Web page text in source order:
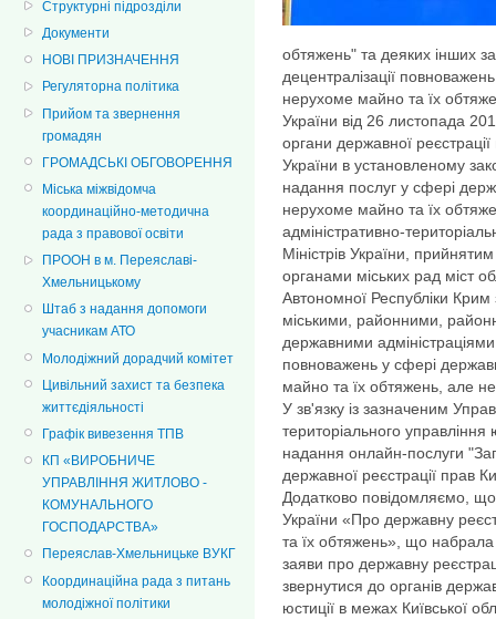
Структурні підрозділи
Документи
НОВІ ПРИЗНАЧЕННЯ
Регуляторна політика
Прийом та звернення
громадян
ГРОМАДСЬКІ ОБГОВОРЕННЯ
Міська міжвідомча
координаційно-методична
рада з правової освіти
ПРООН в м. Переяславі-
Хмельницькому
Штаб з надання допомоги
учасникам АТО
Молодіжний дорадчий комітет
Цивільний захист та безпека
життєдіяльності
Графік вивезення ТПВ
КП «ВИРОБНИЧЕ
УПРАВЛІННЯ ЖИТЛОВО -
КОМУНАЛЬНОГО
ГОСПОДАРСТВА»
Переяслав-Хмельницьке ВУКГ
Координаційна рада з питань
молодіжної політики
обтяжень" та деяких інших
децентралізації
нерухоме майно та їх
України від 26 листопада
органи державної
України в установленому
надання послуг у сфері
нерухоме майно та їх
адміністративно-
Міністрів України,
органами міських рад міст
Автономної Республіки
міськими, районними,
державними
повноважень у сфері
майно та їх обтяжень, але не
У зв'язку із зазначеним
територіального управління
надання онлайн-послуги
державної реєстрації прав
Додатково повідомляємо, що
України «Про державну
та їх обтяжень», що набрала
заяви про державну
звернутися до органів
юстиції в межах Київської